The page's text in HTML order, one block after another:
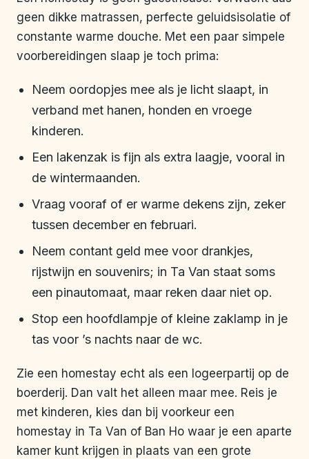
geen dikke matrassen, perfecte geluidsisolatie of
constante warme douche. Met een paar simpele
voorbereidingen slaap je toch prima:
Neem oordopjes mee als je licht slaapt, in
verband met hanen, honden en vroege
kinderen.
Een lakenzak is fijn als extra laagje, vooral in
de wintermaanden.
Vraag vooraf of er warme dekens zijn, zeker
tussen december en februari.
Neem contant geld mee voor drankjes,
rijstwijn en souvenirs; in Ta Van staat soms
een pinautomaat, maar reken daar niet op.
Stop een hoofdlampje of kleine zaklamp in je
tas voor ’s nachts naar de wc.
Zie een homestay echt als een logeerpartij op de
boerderij. Dan valt het alleen maar mee. Reis je
met kinderen, kies dan bij voorkeur een
homestay in Ta Van of Ban Ho waar je een aparte
kamer kunt krijgen in plaats van een grote